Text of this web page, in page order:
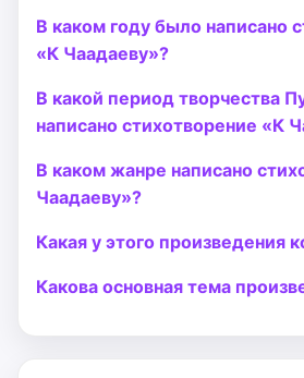
В каком году было написано
«К Чаадаеву»?
В какой период творчества
написано стихотворение «К
В каком жанре написано
Чаадаеву»?
Какая у этого произведения
Какова основная тема